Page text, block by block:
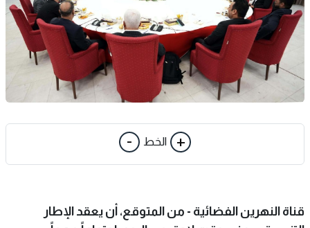
+ الخط -
قناة النهرين الفضائية - من المتوقع، أن يعقد الإطار